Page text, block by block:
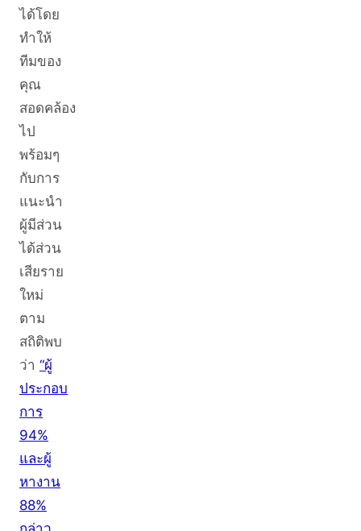
ได้โดย
ทำให้
ทีมของ
คุณ
สอดคล้อง
ไป
พร้อมๆ
กับการ
แนะนำ
ผู้มีส่วน
ได้ส่วน
เสียราย
ใหม่
ตาม
สถิติพบ
ว่า “ผู้
ประกอบ
การ
94%
และผู้
หางาน
88%